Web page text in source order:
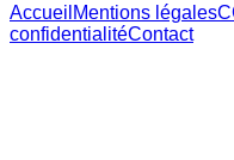
Accueil Mentions légales
confidentialitéContact